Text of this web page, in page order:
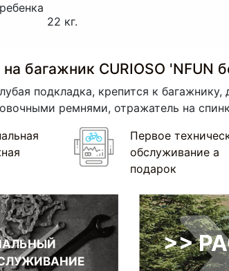
22 кг.
багажник CURIOSO 'NFUN
подкладка, крепится к
ремнями, отражатель на
Первое
обслуживание а
подарок
>>